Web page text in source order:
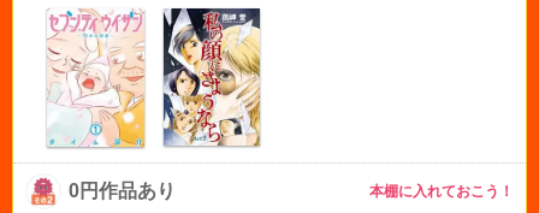
0円作品あり 本棚に入れておこう！